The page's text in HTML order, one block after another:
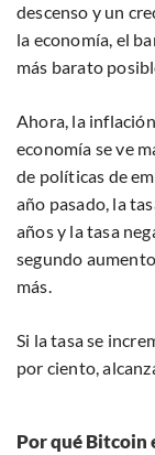
descenso y un
la economía, el
más barato
Ahora, la
economía se ve
de políticas de
año pasado, la
años y la tasa
segundo
más.
Si la tasa se
por ciento,
Por qué Bitcoin